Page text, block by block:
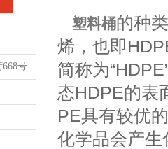
号
塑料桶的种
烯，也即
简称为
态HDPE的表
PE具有较优
化学品会产